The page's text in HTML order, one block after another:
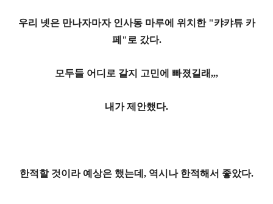
우리 넷은 만나자마자 인사동 마루에 위치한 "캬캬튜 카
페"로 갔다.
모두들 어디로 갈지 고민에 빠졌길래,,,
내가 제안했다.
한적할 것이라 예상은 했는데, 역시나 한적해서 좋았다.